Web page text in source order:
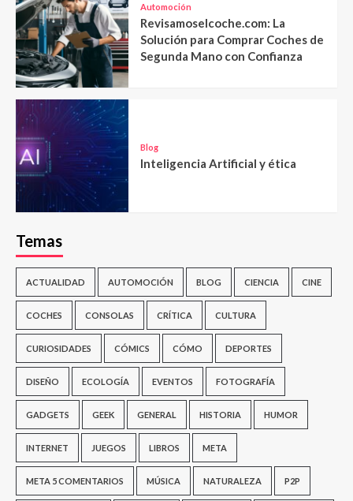
Automoción
Revisamoselcoche.com: La
Solución para Comprar Coches de
Segunda Mano con Confianza
Blog
Inteligencia Artificial y ética
Temas
ACTUALIDAD AUTOMOCIÓN BLOG CIENCIA CINE
COCHES CONSOLAS CRÍTICA CULTURA
CURIOSIDADES CÓMICS CÓMO DEPORTES
DISEÑO ECOLOGÍA EVENTOS FOTOGRAFÍA
GADGETS GEEK GENERAL HISTORIA HUMOR
INTERNET JUEGOS LIBROS META
META 5 COMENTARIOS MÚSICA NATURALEZA P2P